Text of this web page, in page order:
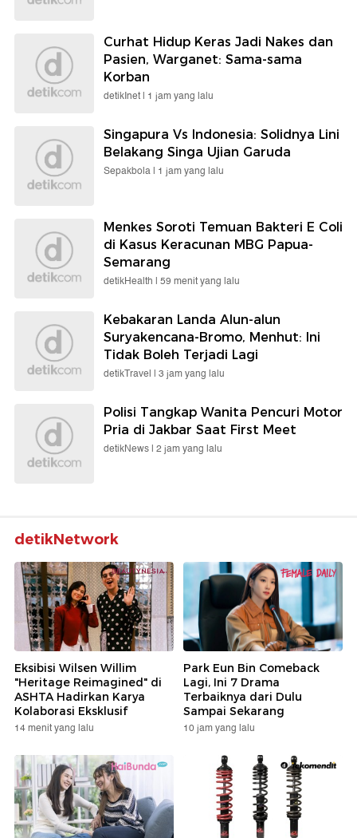
Curhat Hidup Keras Jadi Nakes dan
Pasien, Warganet: Sama-sama
Korban
detikInet | 1 jam yang lalu
Singapura Vs Indonesia: Solidnya Lini
Belakang Singa Ujian Garuda
Sepakbola | 1 jam yang lalu
Menkes Soroti Temuan Bakteri E Coli
di Kasus Keracunan MBG Papua-
Semarang
detikHealth | 59 menit yang lalu
Kebakaran Landa Alun-alun
Suryakencana-Bromo, Menhut: Ini
Tidak Boleh Terjadi Lagi
detikTravel | 3 jam yang lalu
Polisi Tangkap Wanita Pencuri Motor
Pria di Jakbar Saat First Meet
detikNews | 2 jam yang lalu
detikNetwork
Eksibisi Wilsen Willim
"Heritage Reimagined" di
ASHTA Hadirkan Karya
Kolaborasi Eksklusif
14 menit yang lalu
Park Eun Bin Comeback
Lagi, Ini 7 Drama
Terbaiknya dari Dulu
Sampai Sekarang
10 jam yang lalu